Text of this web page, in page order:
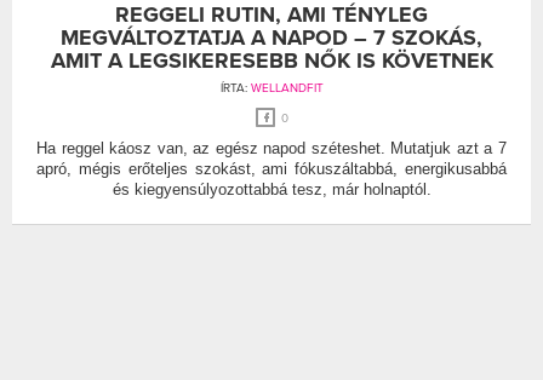
REGGELI RUTIN, AMI TÉNYLEG
MEGVÁLTOZTATJA A NAPOD – 7 SZOKÁS,
AMIT A LEGSIKERESEBB NŐK IS KÖVETNEK
ÍRTA: WELLANDFIT
0
Ha reggel káosz van, az egész napod széteshet. Mutatjuk azt a 7
apró, mégis erőteljes szokást, ami fókuszáltabbá, energikusabbá
és kiegyensúlyozottabbá tesz, már holnaptól.